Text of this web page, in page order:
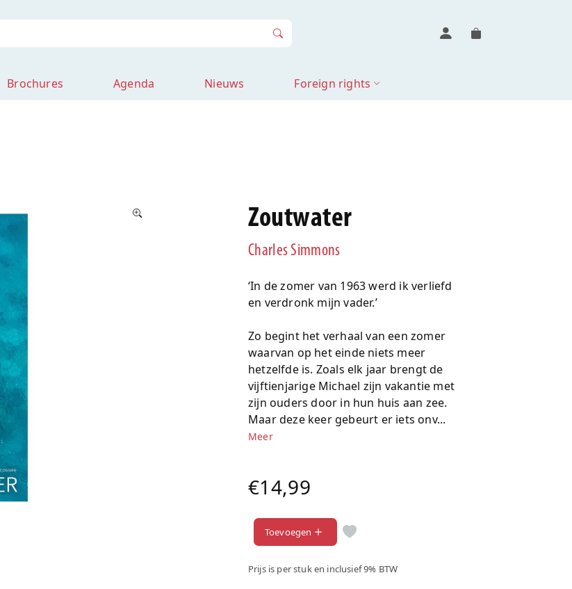
Brochures Agenda Nieuws Foreign rights
Zoutwater
Charles Simmons
‘In de zomer van 1963 werd ik verliefd
en verdronk mijn vader.’
Zo begint het verhaal van een zomer
waarvan op het einde niets meer
hetzelfde is. Zoals elk jaar brengt de
vijftienjarige Michael zijn vakantie met
zijn ouders door in hun huis aan zee.
Maar deze keer gebeurt er iets onv...
Meer
€14,99
Toevoegen
Prijs is per stuk en inclusief 9% BTW